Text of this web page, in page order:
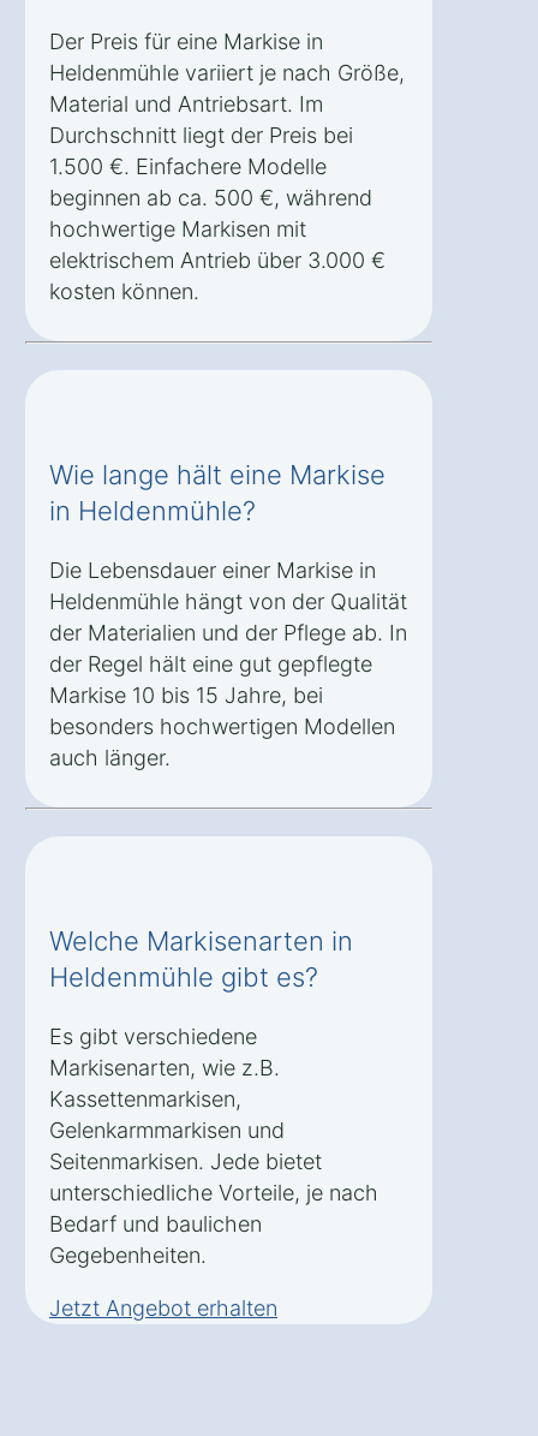
Der Preis für eine Markise in
Heldenmühle variiert je nach Größe,
Material und Antriebsart. Im
Durchschnitt liegt der Preis bei
1.500 €. Einfachere Modelle
beginnen ab ca. 500 €, während
hochwertige Markisen mit
elektrischem Antrieb über 3.000 €
kosten können.
Wie lange hält eine Markise
in Heldenmühle?
Die Lebensdauer einer Markise in
Heldenmühle hängt von der Qualität
der Materialien und der Pflege ab. In
der Regel hält eine gut gepflegte
Markise 10 bis 15 Jahre, bei
besonders hochwertigen Modellen
auch länger.
Welche Markisenarten in
Heldenmühle gibt es?
Es gibt verschiedene
Markisenarten, wie z.B.
Kassettenmarkisen,
Gelenkarmmarkisen und
Seitenmarkisen. Jede bietet
unterschiedliche Vorteile, je nach
Bedarf und baulichen
Gegebenheiten.
Jetzt Angebot erhalten